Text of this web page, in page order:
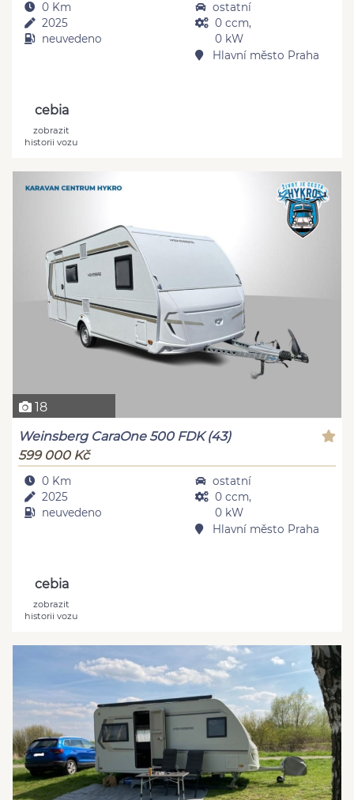
0 Km
2025
neuvedeno
ostatní
0 ccm,
0 kW
Hlavní město Praha
cebia
zobrazit
historii vozu
18
Weinsberg CaraOne 500 FDK (43)
599 000 Kč
0 Km
2025
neuvedeno
ostatní
0 ccm,
0 kW
Hlavní město Praha
cebia
zobrazit
historii vozu